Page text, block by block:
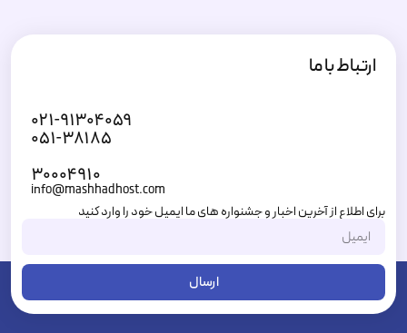
ارتباط با ما
۰۲۱-۹۱۳۰۴۰۵۹
۰۵۱-۳۸۱۸۵
۳۰۰۰۴۹۱۰
info@mashhadhost.com
برای اطلاع از آخرین اخبار و جشنواره های ما ایمیل خود را وارد کنید
ارسال